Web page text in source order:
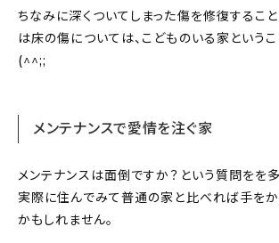
ちなみに深くついてしまった傷を修復すること
は床の傷については、こどものいる家という
(^^;;
メンテナンスで愛情を注ぐ家
メンテナンスは面倒ですか？という質問をを多
実際に住んでみて普通の家と比べれば手を
かもしれません。